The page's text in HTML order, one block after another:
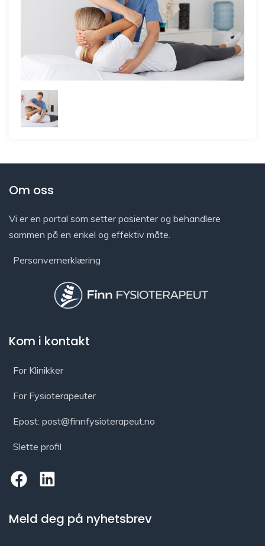
Om oss
Vi er en portal som setter pasienter og behandlere
sammen på en enkel og effektiv måte.
Personvernerklæring
Kom i kontakt
For Klinikker
For Fysioterapeuter
Epost: post@finnfysioterapeut.no
Slette profil
Meld deg på nyhetsbrev